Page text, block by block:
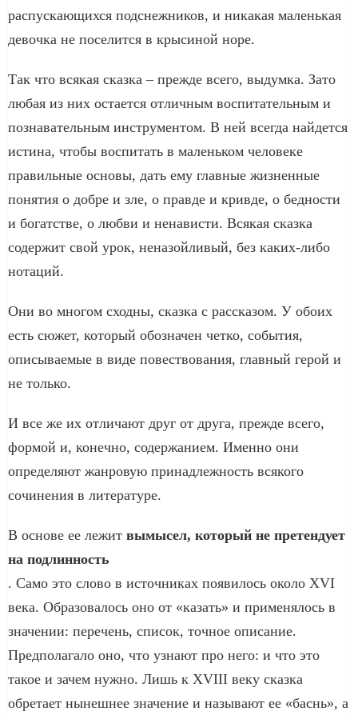
распускающихся подснежников, и никакая маленькая
девочка не поселится в крысиной норе.
Так что всякая сказка – прежде всего, выдумка. Зато
любая из них остается отличным воспитательным и
познавательным инструментом. В ней всегда найдется
истина, чтобы воспитать в маленьком человеке
правильные основы, дать ему главные жизненные
понятия о добре и зле, о правде и кривде, о бедности
и богатстве, о любви и ненависти. Всякая сказка
содержит свой урок, неназойливый, без каких-либо
нотаций.
Они во многом сходны, сказка с рассказом. У обоих
есть сюжет, который обозначен четко, события,
описываемые в виде повествования, главный герой и
не только.
И все же их отличают друг от друга, прежде всего,
формой и, конечно, содержанием. Именно они
определяют жанровую принадлежность всякого
сочинения в литературе.
В основе ее лежит вымысел, который не претендует
на подлинность
. Само это слово в источниках появилось около XVI
века. Образовалось оно от «казать» и применялось в
значении: перечень, список, точное описание.
Предполагало оно, что узнают про него: и что это
такое и зачем нужно. Лишь к XVIII веку сказка
обретает нынешнее значение и называют ее «баснь», а